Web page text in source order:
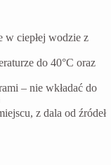
w ciepłej wodzie z
do 40°C oraz
– nie wkładać do
z dala od źródeł